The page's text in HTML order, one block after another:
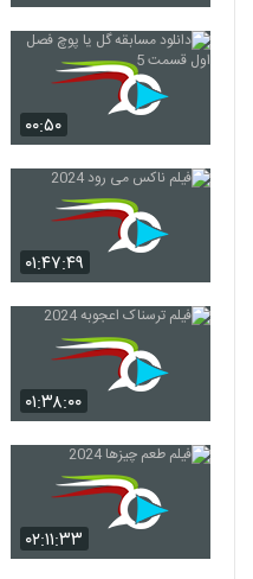
۰۰:۵۰
۰۱:۴۷:۴۹
۰۱:۳۸:۰۰
۰۲:۱۱:۳۳